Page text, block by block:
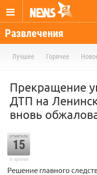
Развлечения
Лучшее Горячее
Прекращение
ДТП на
вновь
отметили
15
в архиве
Решение главного